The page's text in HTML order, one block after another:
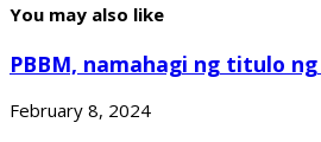
You may also like
PBBM, namahagi ng titulo ng
February 8, 2024